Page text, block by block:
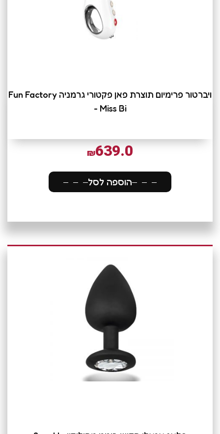
ויברטור פרימיום תוצרת פאן פקטורי גרמניה Fun Factory
- Miss Bi
₪639.0
הוספה לסל